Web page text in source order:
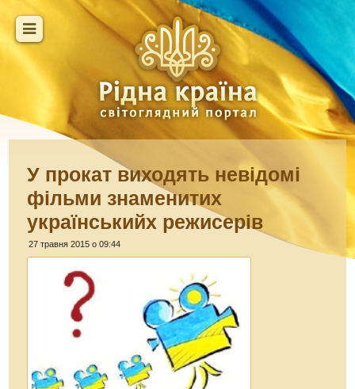
У прокат виходять невідомі
фільми знаменитих
українськийх режисерів
27 травня 2015 о 09:44